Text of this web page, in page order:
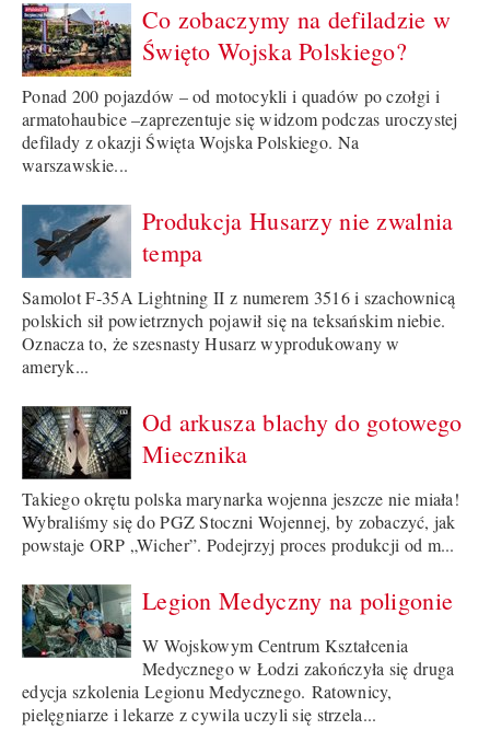
Co zobaczymy na defiladzie w
Święto Wojska Polskiego?
Ponad 200 pojazdów – od motocykli i quadów po czołgi i
armatohaubice –zaprezentuje się widzom podczas uroczystej
defilady z okazji Święta Wojska Polskiego. Na
warszawskie...
Produkcja Husarzy nie zwalnia
tempa
Samolot F-35A Lightning II z numerem 3516 i szachownicą
polskich sił powietrznych pojawił się na teksańskim niebie.
Oznacza to, że szesnasty Husarz wyprodukowany w
ameryk...
Od arkusza blachy do gotowego
Miecznika
Takiego okrętu polska marynarka wojenna jeszcze nie miała!
Wybraliśmy się do PGZ Stoczni Wojennej, by zobaczyć, jak
powstaje ORP „Wicher”. Podejrzyj proces produkcji od m...
Legion Medyczny na poligonie
W Wojskowym Centrum Kształcenia
Medycznego w Łodzi zakończyła się druga
edycja szkolenia Legionu Medycznego. Ratownicy,
pielęgniarze i lekarze z cywila uczyli się strzela...